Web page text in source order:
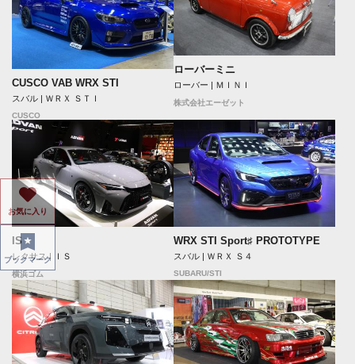
CUSCO VAB WRX STI
スバル | ＷＲＸ ＳＴＩ
CUSCO
ローバーミニ
ローバー | ＭＩＮＩ
株式会社エーゼット
IS
レクサス | ＩＳ
横浜ゴム
WRX STI Sport♯ PROTOTYPE
スバル | ＷＲＸ Ｓ４
SUBARU/STI
お気に入り
ブックマーク